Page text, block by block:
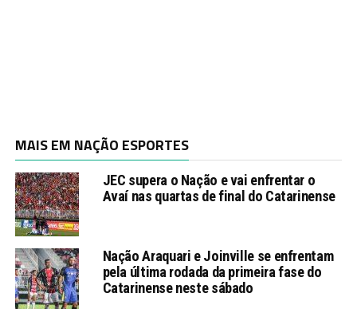
MAIS EM NAÇÃO ESPORTES
JEC supera o Nação e vai enfrentar o
Avaí nas quartas de final do Catarinense
Nação Araquari e Joinville se enfrentam
pela última rodada da primeira fase do
Catarinense neste sábado